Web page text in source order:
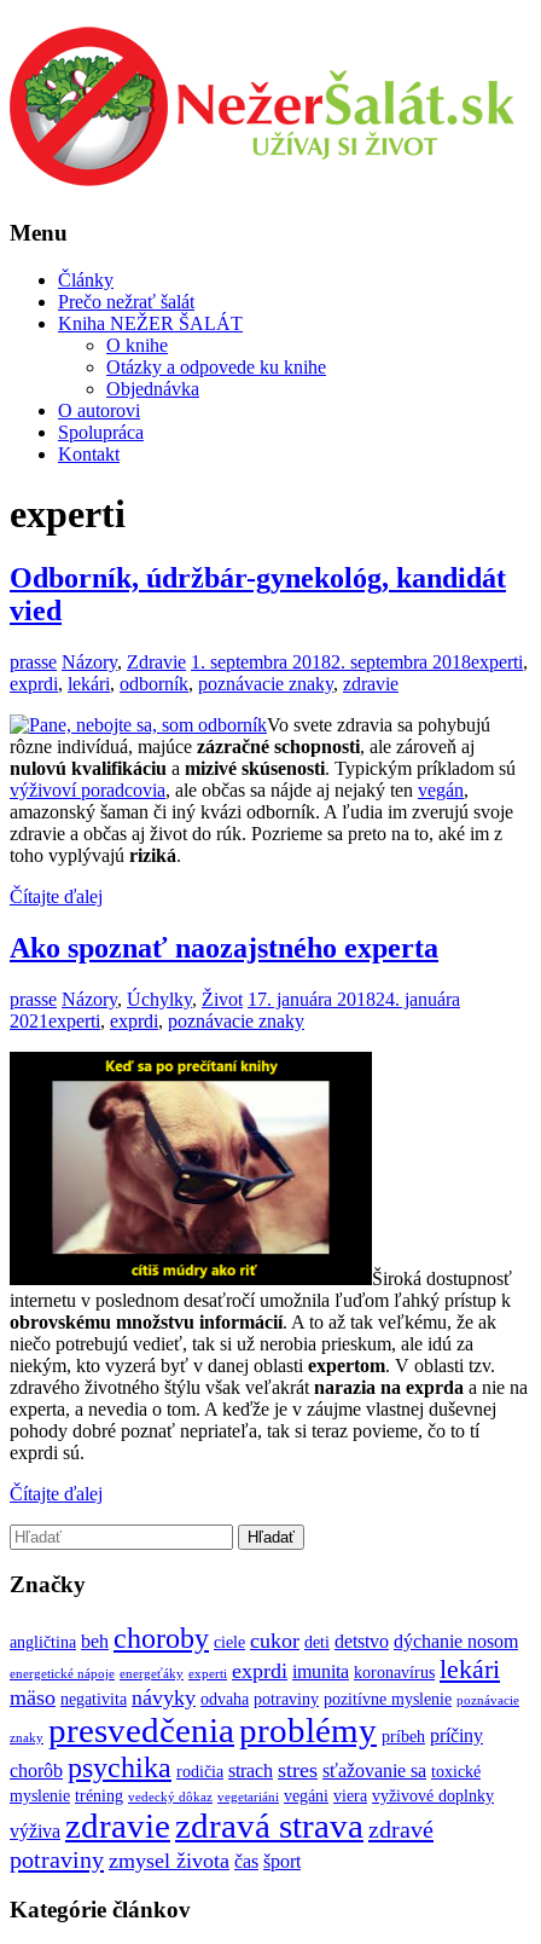
Menu
Články
Prečo nežrať šalát
Kniha NEŽER ŠALÁT
O knihe
Otázky a odpovede ku knihe
Objednávka
O autorovi
Spolupráca
Kontakt
experti
Odborník, údržbár-gynekológ, kandidát
vied
prasse Názory, Zdravie 1. septembra 20182. septembra 2018experti,
exprdi, lekári, odborník, poznávacie znaky, zdravie
Vo svete zdravia sa pohybujú
rôzne indivíduá, majúce zázračné schopnosti, ale zároveň aj
nulovú kvalifikáciu a mizivé skúsenosti. Typickým príkladom sú
výživoví poradcovia, ale občas sa nájde aj nejaký ten vegán,
amazonský šaman či iný kvázi odborník. A ľudia im zverujú svoje
zdravie a občas aj život do rúk. Pozrieme sa preto na to, aké im z
toho vyplývajú riziká.
Čítajte ďalej
Ako spoznať naozajstného experta
prasse Názory, Úchylky, Život 17. januára 201824. januára
2021experti, exprdi, poznávacie znaky
Široká dostupnosť
internetu v poslednom desaťročí umožnila ľuďom ľahký prístup k
obrovskému množstvu informácií. A to až tak veľkému, že ak
niečo potrebujú vedieť, tak si už nerobia prieskum, ale idú za
niekým, kto vyzerá byť v danej oblasti expertom. V oblasti tzv.
zdravého životného štýlu však veľakrát narazia na exprda a nie na
experta, a nevedia o tom. A keďže je v záujme vlastnej duševnej
pohody dobré poznať nepriateľa, tak si teraz povieme, čo to tí
exprdi sú.
Čítajte ďalej
Značky
angličtina beh choroby ciele cukor deti detstvo dýchanie nosom
energetické nápoje energeťáky experti exprdi imunita koronavírus lekári
mäso negativita návyky odvaha potraviny pozitívne myslenie poznávacie
znaky presvedčeniaproblémy príbeh príčiny
chorôb psychika rodičia strach stres sťažovanie sa toxické
myslenie tréning vedecký dôkaz vegetariáni vegáni viera vyživové doplnky
výživa zdraviezdravá strava zdravé
potraviny zmysel života čas šport
Kategórie článkov